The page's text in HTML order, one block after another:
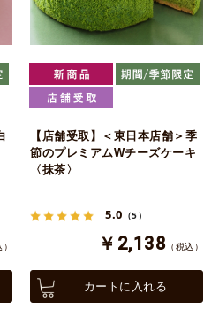
【店舗受取】＜東日本店舗＞季
節のプレミアムWチーズケーキ
〈抹茶〉
5.0 （5）
￥2,138 （税込）
カートに入れる